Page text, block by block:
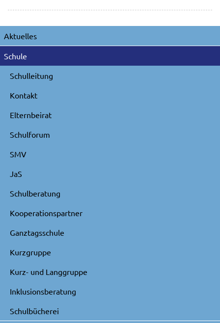
Navigation
Aktuelles
Schule
Schulleitung
Kontakt
Elternbeirat
Schulforum
SMV
JaS
Schulberatung
Kooperationspartner
Ganztagsschule
Kurzgruppe
Kurz- und Langgruppe
Inklusionsberatung
Schulbücherei